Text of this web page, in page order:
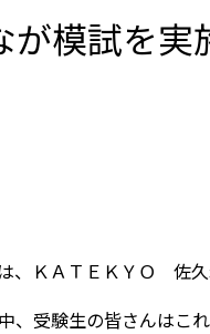
が模試を
、ＫＡＴＥＫＹＯ 佐
、受験生の皆さんはこ